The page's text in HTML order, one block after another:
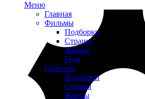
Меню
Главная
Фильмы
Подборки
Страны
Жанры
Года
Сериалы
Подборки
Страны
Жанры